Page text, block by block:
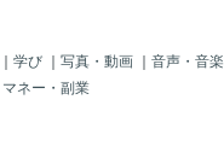
を意識して後ろに垂れリ
広がるようにしました。
3回まで可能です。今回は
｜ 学び ｜ 写真・動画 ｜ 音声・音楽
マネー・副業